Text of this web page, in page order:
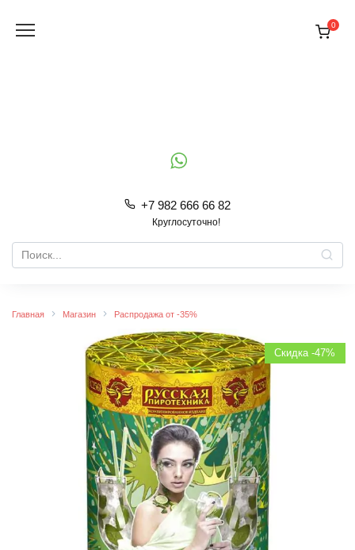
содержанию
+7 982 666 66 82
Круглосуточно!
Search
for:
0
Главная Магазин Распродажа от -35%
Скидка -47%